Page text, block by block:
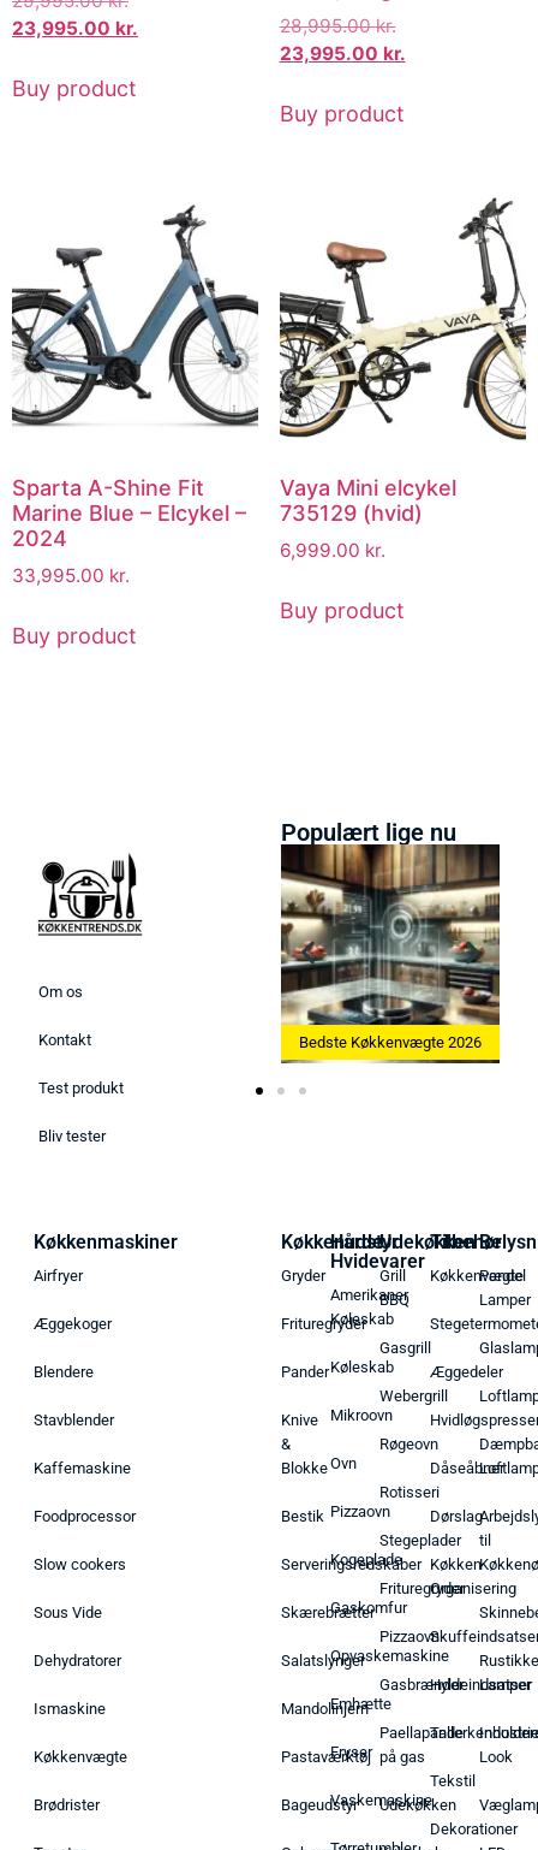
23,995.00 kr.
Buy product
28,995.00kr.
23,995.00 kr.
Buy product
Sparta A-Shine Fit
Marine Blue – Elcykel –
2024
33,995.00 kr.
Buy product
Vaya Mini elcykel
735129 (hvid)
6,999.00 kr.
Buy product
Om os
Kontakt
Test produkt
Bliv tester
Populært lige nu
2026 Bedste Køkkenvægte 2026 Bedste Æggekoger 2026
Køkkenmaskiner
Airfryer
Æggekoger
Blendere
Stavblender
Kaffemaskine
Foodprocessor
Slow cookers
Sous Vide
Dehydratorer
Ismaskine
Køkkenvægte
Brødrister
Køkkenudstyr
Gryder
Frituregryder
Pander
Knive
&
Blokke
Bestik
Serveringsredskaber
Skærebrætter
Salatslynger
Mandolinjern
Pastaværktøj
Bageudstyr
Hårde
Hvidevarer
Amerikaner
Køleskab
Køleskab
Mikroovn
Ovn
Pizzaovn
Kogeplade
Gaskomfur
Opvaskemaskine
Emhætte
Fryser
Vaskemaskine
Udekøkken
Grill
BBQ
Gasgrill
Webergrill
Røgeovn
Rotisseri
Stegeplader
Frituregryder
Pizzaovn
Gasbrænder
Paellapande
på gas
Udekøkken
Tilbehør
Køkkenvægte
Æggedeler
Dåseåbner
Dørslag
Køkken
Organisering
Hyldeindsatser
Tekstil
Dekorationer
Pendel
Lamper
til
Rustikke
Lamper
Look